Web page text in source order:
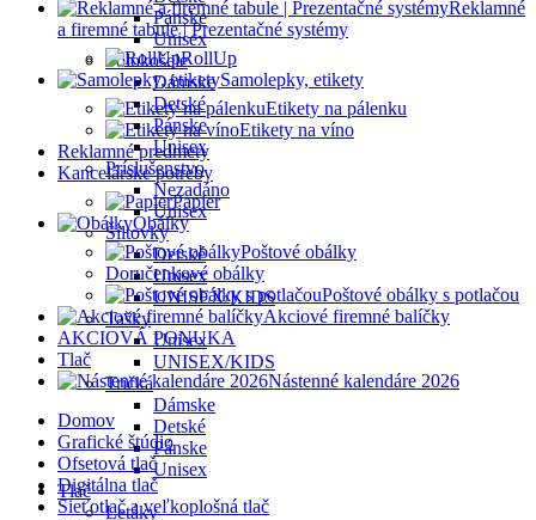
Pánske
Unisex
Polokošele
Dámske
Detské
Pánske
Unisex
Príslušenstvo
Nezadáno
Unisex
Šiltovky
Detské
Unisex
UNISEX/KIDS
Tašky
Unisex
UNISEX/KIDS
Tričká
Dámske
Detské
Pánske
Unisex
Tlač
Letáky
Reklamné
a firemné tabule | Prezentačné systémy
RollUp
Samolepky, etikety
Etikety na pálenku
Etikety na víno
Reklamné predmety
Kancelárske potreby
Papier
Obálky
Poštové obálky
Doručenkové obálky
Poštové obálky s potlačou
Akciové firemné balíčky
AKCIOVÁ PONUKA
Tlač
Nástenné kalendáre 2026
Domov
Grafické štúdio
Ofsetová tlač
Digitálna tlač
Sieťotlač a veľkoplošná tlač